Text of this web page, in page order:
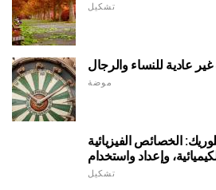
تشكيل
عادية للنساء والرجال
موضة
الخصائص الفيزيائية
وإعداد واستخدام
تشكيل